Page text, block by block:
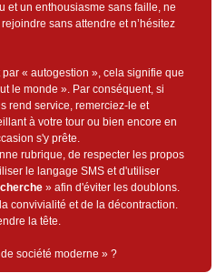
et un enthousiasme sans faille, ne
sans attendre et n’hésitez
« autogestion », cela signifie que
le monde ». Par conséquent, si
rend service, remerciez-le et
à votre tour ou bien encore en
s'y prête.
rubrique, de respecter les propos
le langage SMS et d'utiliser
» afin d'éviter les doublons.
convivialité et de la décontraction.
la tête.
société moderne » ?